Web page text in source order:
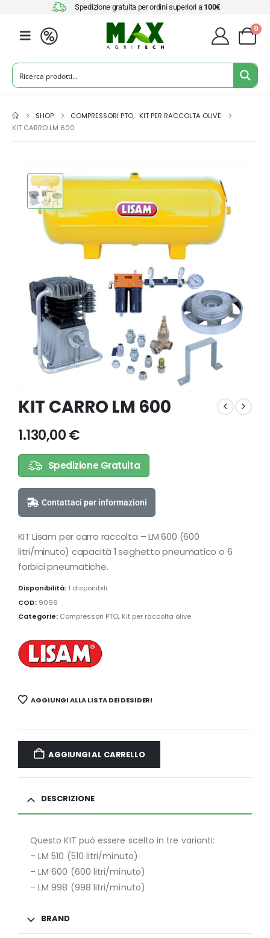
Spedizione gratuita per ordini superiori a 100€
0
SHOP COMPRESSORI PTO, KIT PER RACCOLTA OLIVE
KIT CARRO LM 600
KIT CARRO LM 600
1.130,00€
Spedizione Gratuita
Contattaci per informazioni
KIT Lisam per carro raccolta – LM 600 (600
litri/minuto) capacità 1 seghetto pneumatico o 6
forbici pneumatiche.
Disponibilità: 1 disponibili
COD: 9099
Categorie: Compressori PTO, Kit per raccolta olive
AGGIUNGI ALLA LISTA DEI DESIDERI
AGGIUNGI AL CARRELLO
DESCRIZIONE
Questo KIT può essere scelto in tre varianti:
– LM 510 (510 litri/minuto)
– LM 600 (600 litri/minuto)
– LM 998 (998 litri/minuto)
BRAND